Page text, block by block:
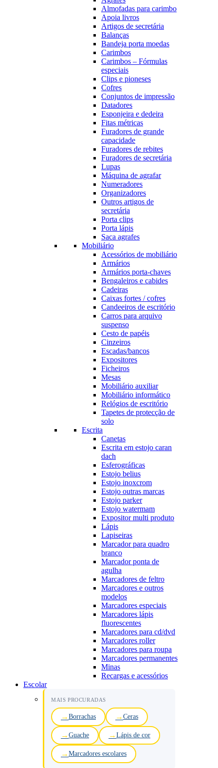
Almofadas para carimbo
Apoia livros
Artigos de secretária
Balanças
Bandeja porta moedas
Carimbos
Carimbos – Fórmulas
especiais
Clips e pioneses
Cofres
Conjuntos de impressão
Datadores
Esponjeira e dedeira
Fitas métricas
Furadores de grande
capacidade
Furadores de rebites
Furadores de secretária
Lupas
Máquina de agrafar
Numeradores
Organizadores
Outros artigos de
secretária
Porta clips
Porta lápis
Saca agrafes
Mobiliário
Acessórios de mobiliário
Armários
Armários porta-chaves
Bengaleiros e cabides
Cadeiras
Caixas fortes / cofres
Candeeiros de escritório
Carros para arquivo
suspenso
Cesto de papéis
Cinzeiros
Escadas/bancos
Expositores
Ficheiros
Mesas
Mobiliário auxiliar
Mobiliário informático
Relógios de escritório
Tapetes de protecção de
solo
Escrita
Canetas
Escrita em estojo caran
dach
Esferográficas
Estojo belius
Estojo inoxcrom
Estojo outras marcas
Estojo parker
Estojo watermam
Expositor multi produto
Lápis
Lapiseiras
Marcador para quadro
branco
Marcador ponta de
agulha
Marcadores de feltro
Marcadores e outros
modelos
Marcadores especiais
Marcadores lápis
fluorescentes
Marcadores para cd/dvd
Marcadores roller
Marcadores para roupa
Marcadores permanentes
Minas
Recargas e acessórios
Escolar
MAIS PROCURADAS
Borrachas Ceras
Guache Lápis de cor
Marcadores escolares